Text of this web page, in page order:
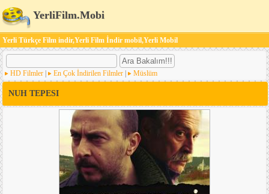
YerliFilm.Mobi
Yerli Türkçe Film indir,Yerli Film İndir mobil,Yerli Mobil
HD Filmler En Çok İndirilen Filmler Müslüm
NUH TEPESI